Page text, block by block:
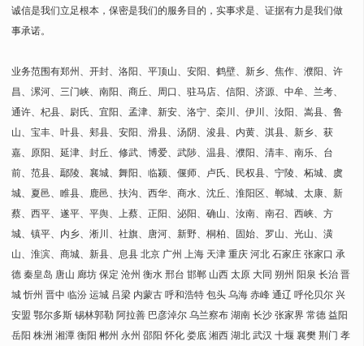
诚信是我们立足根本，保密是我们的服务目的，实事求是、证据有力是我们做
事承诺。
业务范围有郑州、开封、洛阳、平顶山、安阳、鹤壁、新乡、焦作、濮阳、许
昌、漯河、三门峡、南阳、商丘、周口、驻马店、信阳、济源、中牟、兰考、
通许、杞县、尉氏、宜阳、孟津、新安、洛宁、栾川、伊川、汝阳、嵩县、鲁
山、宝丰、叶县、郏县、安阳、滑县、汤阴、浚县、内黄、淇县、新乡、获
嘉、原阳、延津、封丘、修武、博爱、武陟、温县、濮阳、清丰、南乐、台
前、范县、鄢陵、襄城、舞阳、临颍、偃师、卢氏、民权县、宁陵、柘城、虞
城、夏邑、睢县、鹿邑、扶沟、西华、商水、沈丘、淮阳区、郸城、太康、新
蔡、西平、遂平、平舆、上蔡、正阳、泌阳、确山、汝南、南召、西峡、方
城、镇平、内乡、淅川、社旗、唐河、新野、桐柏、固始、罗山、光山、潢
山、淮滨、商城、新县、息县 北京 广州 上海 天津 重庆 河北 石家庄 张家口 承
德 秦皇岛 唐山 廊坊 保定 沧州 衡水 邢台 邯郸 山西 太原 大同 朔州 阳泉 长治 晋
城 忻州 晋中 临汾 运城 吕梁 内蒙古 呼和浩特 包头 乌海 赤峰 通辽 呼伦贝尔 兴
安盟 鄂尔多斯 锡林郭勒 阿拉善 巴彦淖尔 乌兰察布 湖南 长沙 张家界 常德 益阳
岳阳 株洲 湘潭 衡阳 郴州 永州 邵阳 怀化 娄底 湘西 湖北 武汉 十堰 襄樊 荆门 孝